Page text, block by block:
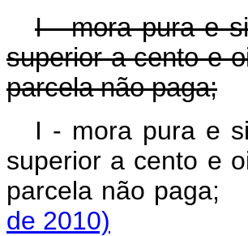
I - mora pura e
superior a cento e
parcela não paga;
I - mora pura e
superior a cento e
parcela não
de 2010)